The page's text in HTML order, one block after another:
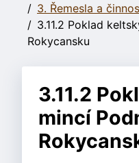
3. Řemesla a
3.11.2 Poklad
Rokycansku
3.11.2
mincí